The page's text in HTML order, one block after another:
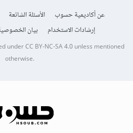
عن أكاديمية حسوب الأسئلة الشائعة
إرشادات الاستخدام
بيان الخصوصية
underCC BY-NC-SA 4.0unless mentioned
otherwise.